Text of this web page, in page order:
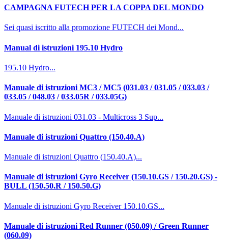
CAMPAGNA FUTECH PER LA COPPA DEL MONDO
Sei quasi iscritto alla promozione FUTECH dei Mond...
Manual di istruzioni 195.10 Hydro
195.10 Hydro...
Manuale di istruzioni MC3 / MC5 (031.03 / 031.05 / 033.03 /
033.05 / 048.03 / 033.05R / 033.05G)
Manuale di istruzioni 031.03 - Multicross 3 Sup...
Manuale di istruzioni Quattro (150.40.A)
Manuale di istruzioni Quattro (150.40.A)...
Manuale di istruzioni Gyro Receiver (150.10.GS / 150.20.GS) -
BULL (150.50.R / 150.50.G)
Manuale di istruzioni Gyro Receiver 150.10.GS...
Manuale di istruzioni Red Runner (050.09) / Green Runner
(060.09)